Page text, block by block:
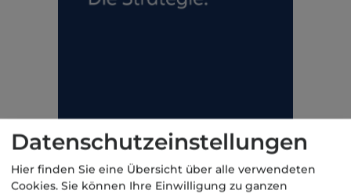
Datenschutzeinstellungen
Hier finden Sie eine Übersicht über alle verwendeten
Cookies. Sie können Ihre Einwilligung zu ganzen